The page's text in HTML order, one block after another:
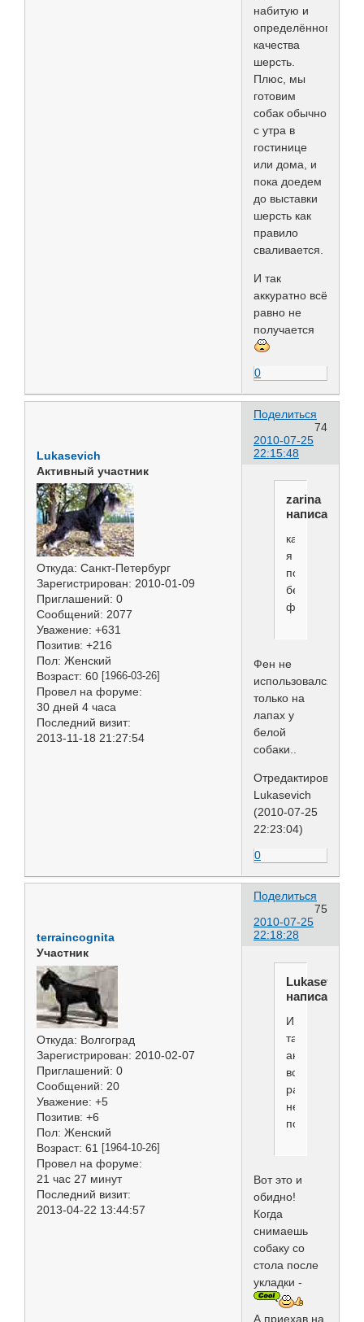
набитую и
определённого
качества
шерсть.
Плюс, мы
готовим
собак обычно
с утра в
гостинице
или дома, и
пока доедем
до выставки
шерсть как
правило
сваливается.
И так
аккуратно всё
равно не
получается
0
Поделиться
74
2010-07-25
22:15:48
Lukasevich
Активный участник
Откуда: Санкт-Петербург
Зарегистрирован: 2010-01-09
Приглашений: 0
Сообщений: 2077
Уважение: +631
Позитив: +216
Пол: Женский
Возраст: 60 [1966-03-26]
Провел на форуме:
30 дней 4 часа
Последний визит:
2013-11-18 21:27:54
zarina
написал(а):
как
я
поняла,это
без
фена...
Фен не
использовался
только на
лапах у
белой
собаки..
Отредактировано
Lukasevich
(2010-07-25
22:23:04)
0
Поделиться
75
2010-07-25
22:18:28
terraincognita
Участник
Откуда: Волгоград
Зарегистрирован: 2010-02-07
Приглашений: 0
Сообщений: 20
Уважение: +5
Позитив: +6
Пол: Женский
Возраст: 61 [1964-10-26]
Провел на форуме:
21 час 27 минут
Последний визит:
2013-04-22 13:44:57
Lukasevich
написал(а):
И
так
аккуратно
всё
равно
не
получается
Вот это и
обидно!
Когда
снимаешь
собаку со
стола после
укладки -
А приехав на